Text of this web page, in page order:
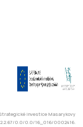
investice Masarykovy